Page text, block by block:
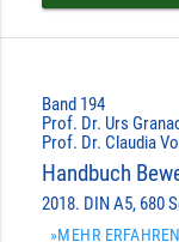
Band 194
Prof. Dr. Urs
Prof. Dr. Claudia
Handbuch
2018. DIN A5, 680
»MEHR